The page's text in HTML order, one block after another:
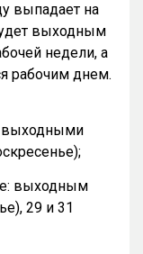
выпадает на
выходным
недели, а
рабочим днем.
выходными
выходным
29 и 31